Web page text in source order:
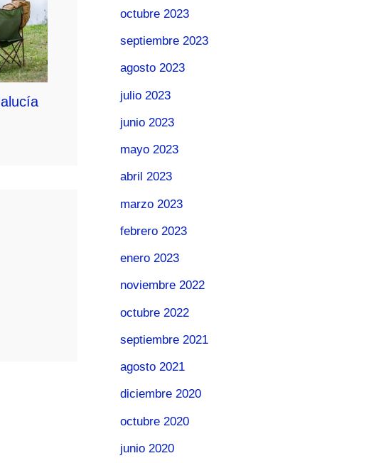
octubre 2023
septiembre 2023
agosto 2023
julio 2023
junio 2023
mayo 2023
abril 2023
marzo 2023
febrero 2023
enero 2023
noviembre 2022
octubre 2022
septiembre 2021
agosto 2021
diciembre 2020
octubre 2020
junio 2020